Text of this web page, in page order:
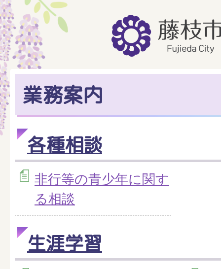
業務案内
各種相談
非行等の青少年に関す
る相談
生涯学習